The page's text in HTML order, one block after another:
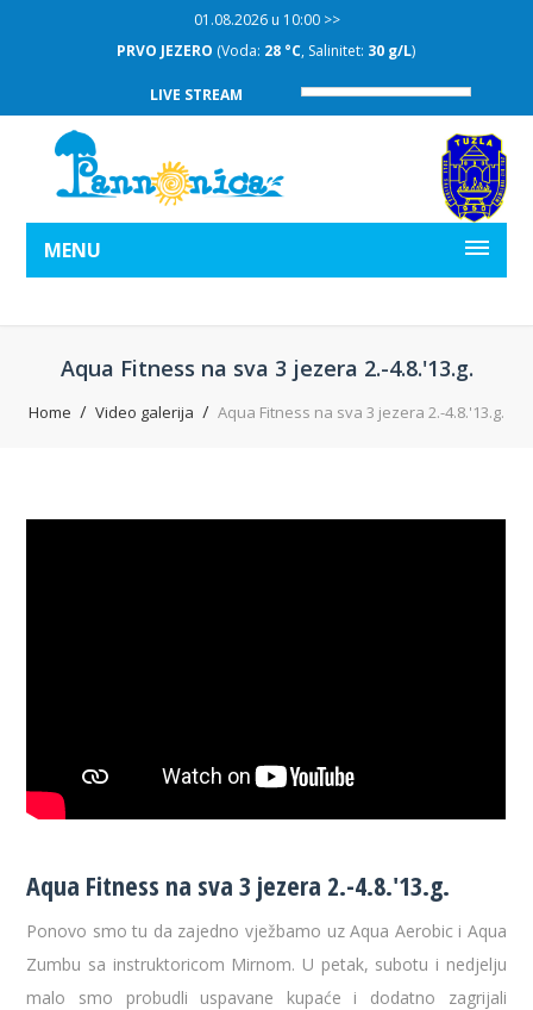
01.08.2026 u 10:00 >>
(Voda: 28 °C, Salinitet: 30 g/L )
LIVE STREAM
MENU
Aqua Fitness na sva 3 jezera 2.-4.8.'13.g.
Home Video galerija Aqua Fitness na sva 3 jezera 2.-4.8.'13.g.
Aqua Fitness na sva 3 jezera 2.-4.8.'13.g.
Ponovo smo tu da zajedno vježbamo uz Aqua Aerobic i Aqua
Zumbu sa instruktoricom Mirnom. U petak, subotu i nedjelju
malo smo probudli uspavane kupaće i dodatno zagrijali